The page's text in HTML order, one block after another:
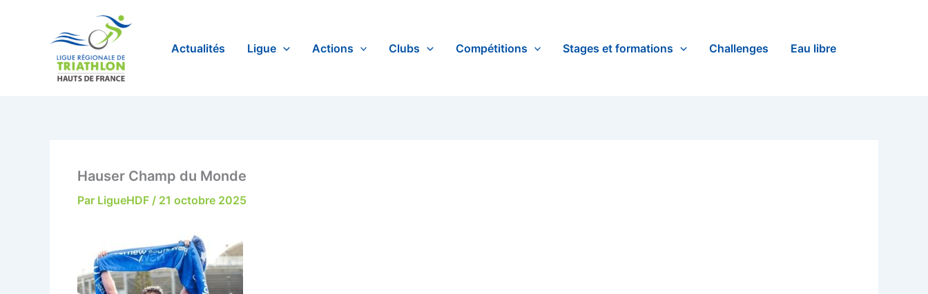
Actualités Ligue Actions Clubs Compétitions Stages et formations Challenges Eau libre
Hauser Champ du Monde
Par LigueHDF / 21 octobre 2025